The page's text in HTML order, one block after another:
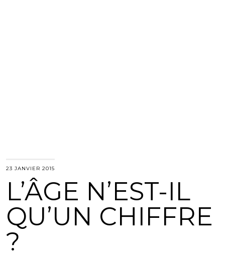
23 JANVIER 2015
L’ÂGE N’EST-IL
QU’UN CHIFFRE
?